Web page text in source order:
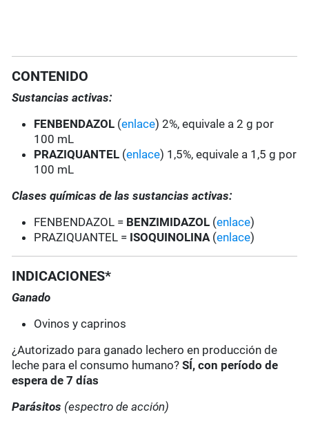
CONTENIDO
Sustancias activas:
FENBENDAZOL (enlace) 2%, equivale a 2 g por
100 mL
PRAZIQUANTEL (enlace) 1,5%, equivale a 1,5 g por
100 mL
Clases químicas de las sustancias activas:
FENBENDAZOL = BENZIMIDAZOL (enlace)
PRAZIQUANTEL = ISOQUINOLINA(enlace)
INDICACIONES*
Ganado
Ovinos y caprinos
¿Autorizado para ganado lechero en producción de
leche para el consumo humano?SÍ, con período de
espera de 7 días
Parásitos (espectro de acción)